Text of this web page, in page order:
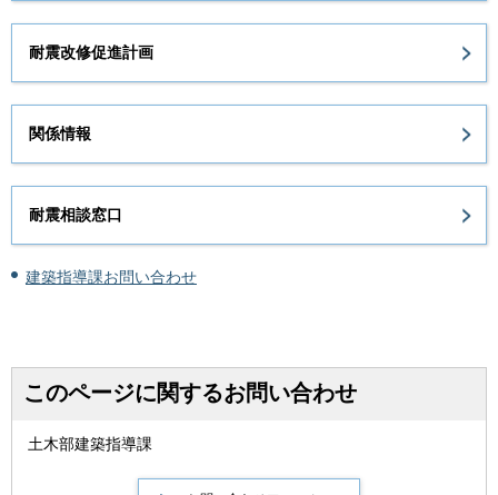
耐震改修促進計画
関係情報
耐震相談窓口
建築指導課お問い合わせ
このページに関するお問い合わせ
土木部建築指導課